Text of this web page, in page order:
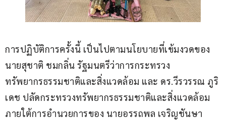
การปฏิบัติการครั้งนี้ เป็นไปตามนโยบายที่เข้มงวดของ
นายสุชาติ ชมกลิ่น รัฐมนตรีว่าการกระทรวง
ทรัพยากรธรรมชาติและสิ่งแวดล้อม และ ดร.วีรวรรณ ภูริ
เดช ปลัดกระทรวงทรัพยากรธรรมชาติและสิ่งแวดล้อม
ภายใต้การอำนวยการของ นายอรรถพล เจริญชันษา